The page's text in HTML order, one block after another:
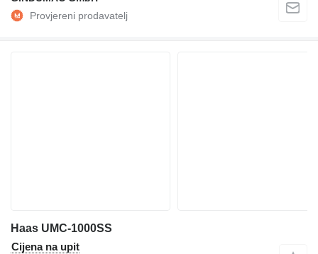
Haas UMC-1000SS
Cijena na upit